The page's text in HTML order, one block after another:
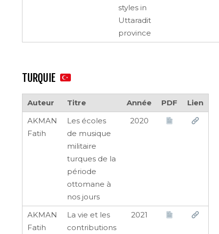
styles in
Uttaradit
province
TURQUIE
Auteur Titre Année PDF
Lien
AKMAN
Fatih
Les écoles
de musique
militaire
turques de la
période
ottomane à
nos jours
2020
AKMAN
Fatih
La vie et les
contributions
2021